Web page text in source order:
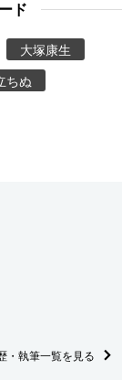
ド
大塚康生
ちぬ
・執筆一覧を見る